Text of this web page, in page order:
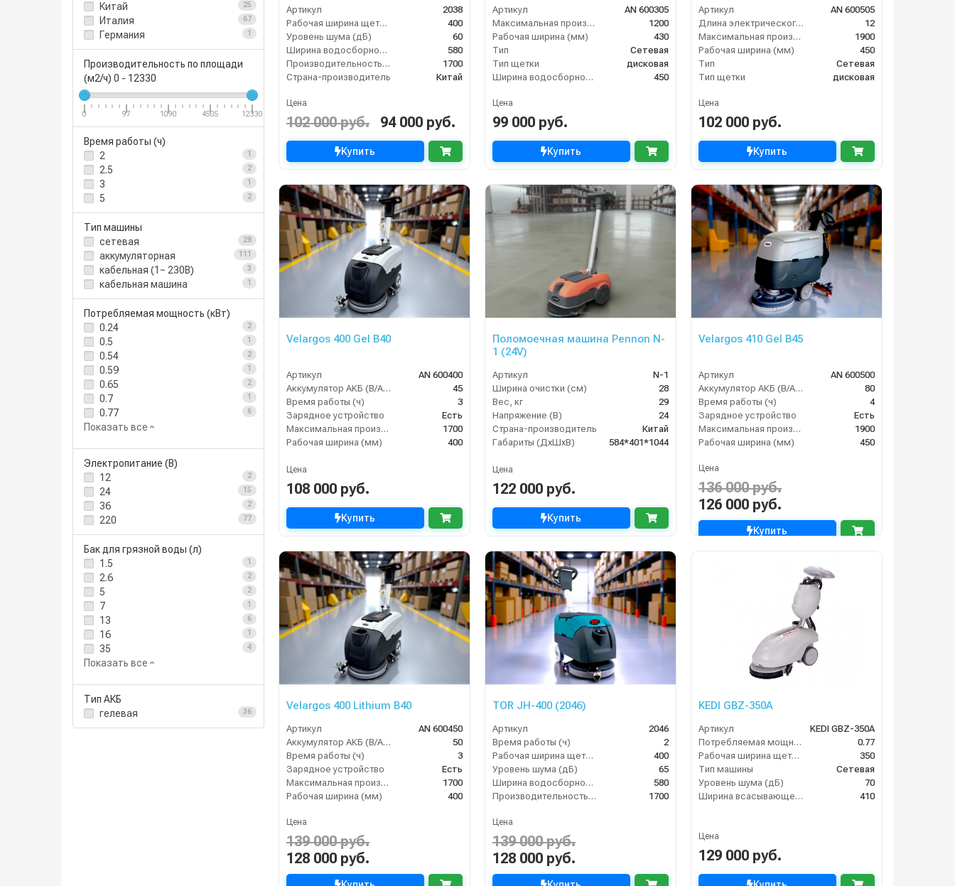
Китай
25
Италия 67
Германия 1
Производительность по площади
(м2/ч) 0 - 12330
0 97 1090 4505 12330
Время работы (ч)
2
1
2.5 2
3 1
5 2
Тип машины
сетевая
28
аккумуляторная 111
кабельная (1~ 230В) 3
кабельная машина 1
Потребляемая мощность (кВт)
0.24
2
0.5 1
0.54 2
0.59 1
0.65 2
0.7 1
0.77 6
Показать все
Электропитание (В)
12
2
24 15
36 2
220 77
Бак для грязной воды (л)
1.5
1
2.6 2
5 2
7 1
13 6
16 1
35 4
Показать все
Тип АКБ
гелевая
36
Артикул
2038
Рабочая ширина щеток (мм)
400
Уровень шума (дБ)
60
Ширина водосборной рейки
580
Производительность по площади (м2/ч)
1700
Страна-производитель
Китай
Цена
102 000 руб. 94 000 руб.
Купить
Артикул
AN 600305
Максимальная производительность (кв.м/час)
1200
Рабочая ширина (мм)
430
Тип
Сетевая
Тип щетки
дисковая
Ширина водосборной рейки
450
Цена
99 000 руб.
Купить
Артикул
AN 600505
Длина электрического кабеля (м)
12
Максимальная производительность (кв.м/час)
1900
Рабочая ширина (мм)
450
Тип
Сетевая
Тип щетки
дисковая
Цена
102 000 руб.
Купить
Velargos 400 Gel B40
Артикул
AN 600400
Аккумулятор АКБ (В/А·ч)
45
Время работы (ч)
3
Зарядное устройство
Есть
Максимальная производительность (кв.м/час)
1700
Рабочая ширина (мм)
400
Цена
108 000 руб.
Купить
Поломоечная машина Pennon N-
1 (24V)
Артикул
N-1
Ширина очистки (см)
28
Вес, кг
29
Напряжение (В)
24
Страна-производитель
Китай
Габариты (ДхШхВ)
584*401*1044
Цена
122 000 руб.
Купить
Velargos 410 Gel B45
Артикул
AN 600500
Аккумулятор АКБ (В/А·ч)
80
Время работы (ч)
4
Зарядное устройство
Есть
Максимальная производительность (кв.м/час)
1900
Рабочая ширина (мм)
450
Цена
136 000 руб.
126 000 руб.
Купить
Velargos 400 Lithium B40
Артикул
AN 600450
Аккумулятор АКБ (В/А·ч)
50
Время работы (ч)
3
Зарядное устройство
Есть
Максимальная производительность (кв.м/час)
1700
Рабочая ширина (мм)
400
Цена
139 000 руб.
128 000 руб.
TOR JH-400 (2046)
Артикул
2046
Время работы (ч)
2
Рабочая ширина щеток (мм)
400
Уровень шума (дБ)
65
Ширина водосборной рейки
580
Производительность по площади (м2/ч)
1700
Цена
139 000 руб.
128 000 руб.
KEDI GBZ-350A
Артикул
KEDI GBZ-350A
Потребляемая мощность (кВт)
0.77
Рабочая ширина щеток (мм)
350
Тип машины
Сетевая
Уровень шума (дБ)
70
Ширина всасывающей балки (мм)
410
Цена
129 000 руб.